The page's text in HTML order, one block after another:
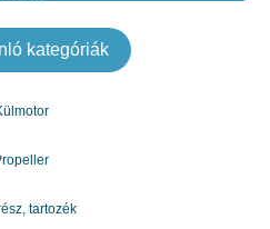
24/24 óraP. S: Csak az
hogy visszafizessenek.
kategóriák
tartozék